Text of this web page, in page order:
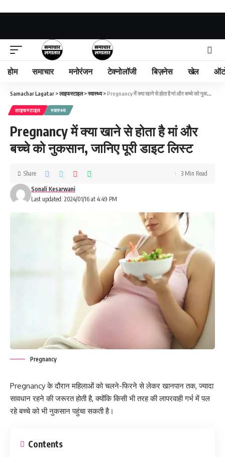
होम समाचार मनोरंजन टेक्नोलॉजी बिज़नेस खेल
Samachar Lagatar >लाइफस्टाइल>स्वास्थ्य>Pregnancy में क्या खाने से होता है मां और बच्चे को नुकसान, जानिए पूरी डाइट लिस्ट
लाइफस्टाइल स्वास्थ्य
Pregnancy में क्या खाने से होता है मां और
बच्चे को नुकसान, जानिए पूरी डाइट लिस्ट
Last updated: 2024/01/16 at 4:49 PM
Sonali Kesarwani
Share 3 Min Read
Pregnancy
Pregnancy के दौरान महिलाओं को चलने-फिरने से लेकर खानपान तक, ज्यादा
सावधान रहने की जरूरत होती है, क्योंकि किसी भी तरह की लापरवाही गर्भ में पल
रहे बच्चे को भी नुकसान पहुंचा सकती है।
Contents